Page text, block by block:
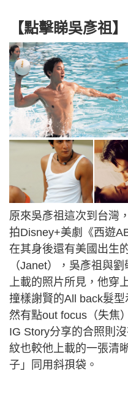
【點擊睇吳彥祖】
原來吳彥祖這次到台灣
拍Disney+美劇《西遊
在其身後還有美國出生
（Janet），吳彥祖與
上載的照片所見，他穿
撞樣謝賢的All back髮
然有點out focus（失焦
IG Story分享的合照則
紋也較他上載的一張清
子」同用斜孭袋。